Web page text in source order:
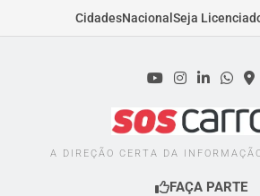
CidadesNacional Seja
A DIREÇÃO CERTA DA
FAÇA PARTE